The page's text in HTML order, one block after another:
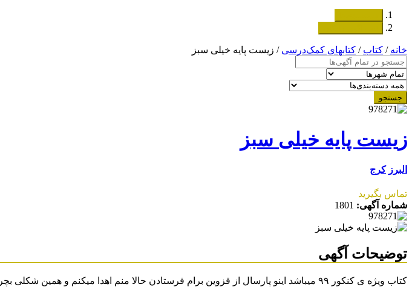
خانه / کتاب / کتابهای کمک‌درسی / زیست پایه خیلی سبز
جستجو
زیست پایه خیلی سبز
البرز کرج
تماس بگیرید
شماره آگهی: 1801
توضیحات آگهی
کتاب ویژه ی کنکور ۹۹ میباشد اینو پارسال از قزوین برام فرستادن حالا منم اهدا میکنم و همین شکلی بچرخه دست تو دوست خوب کنکوری من😄